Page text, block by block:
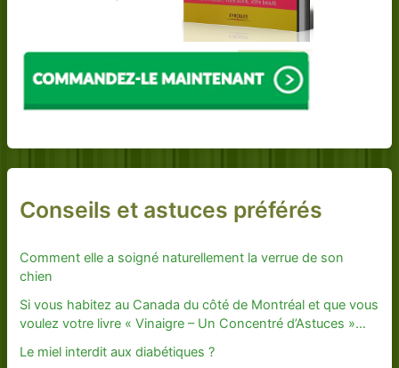
Conseils et astuces préférés
Comment elle a soigné naturellement la verrue de son
chien
Si vous habitez au Canada du côté de Montréal et que vous
voulez votre livre « Vinaigre – Un Concentré d’Astuces »…
Le miel interdit aux diabétiques ?